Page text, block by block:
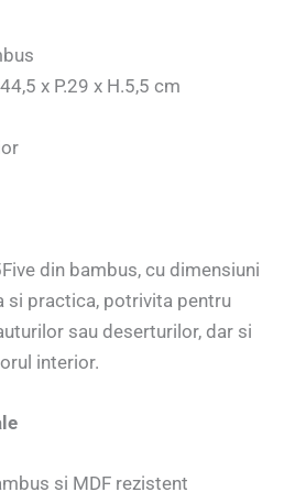
x P.29 x H.5,5 cm
din bambus, cu dimensiuni
si practica, potrivita pentru
sau deserturilor, dar si
interior.
si MDF rezistent